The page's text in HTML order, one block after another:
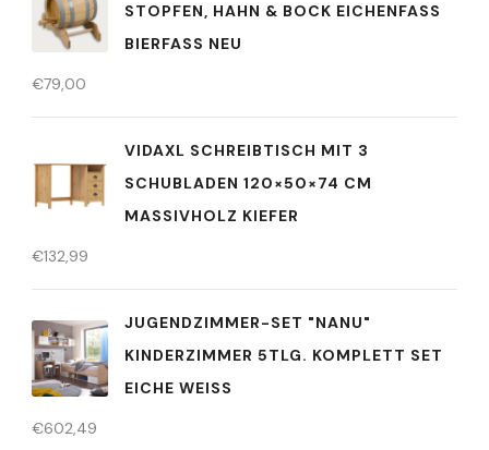
STOPFEN, HAHN & BOCK EICHENFASS
BIERFASS NEU
€79,00
VIDAXL SCHREIBTISCH MIT 3
SCHUBLADEN 120×50×74 CM
MASSIVHOLZ KIEFER
€132,99
JUGENDZIMMER-SET "NANU"
KINDERZIMMER 5TLG. KOMPLETT SET
EICHE WEISS
€602,49